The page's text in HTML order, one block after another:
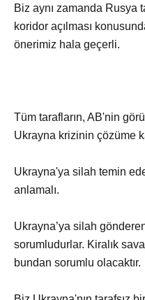
Biz aynı zamanda Rusya
koridor açılması
önerimiz hala geçerli.
Tüm tarafların, AB'nin
Ukrayna krizinin çözüme
Ukrayna'ya silah temin
anlamalı.
Ukrayna’ya silah
sorumludurlar. Kiralık
bundan sorumlu olacaktır.